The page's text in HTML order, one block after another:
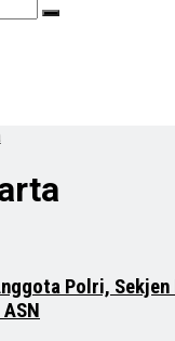
Polri, Sekjen